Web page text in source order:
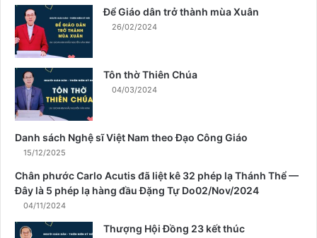
Để Giáo dân trở thành mùa Xuân
26/02/2024
Tôn thờ Thiên Chúa
04/03/2024
Danh sách Nghệ sĩ Việt Nam theo Đạo Công Giáo
15/12/2025
Chân phước Carlo Acutis đã liệt kê 32 phép lạ Thánh Thể —
Đây là 5 phép lạ hàng đầu Đặng Tự Do02/Nov/2024
04/11/2024
Thượng Hội Đồng 23 kết thúc